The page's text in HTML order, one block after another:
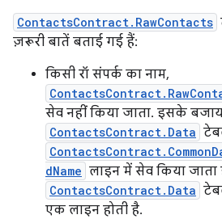
ContactsContract.RawContacts
ज़रूरी बातें बताई गई हैं:
किसी रॉ संपर्क का नाम,
सेव नहीं किया जाता. इसके
ContactsContract.Data
dName लाइन में सेव किया जाता
ContactsContract.Data
एक लाइन होती है.